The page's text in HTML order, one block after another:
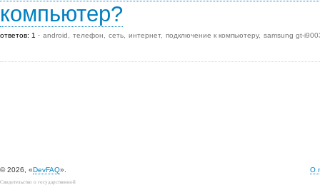
компьютер?
ответов: 1 android телефон сеть интернет подключение к компьютеру samsung gt-
© 2026, «DevFAQ». О
Свидетельство о государственной